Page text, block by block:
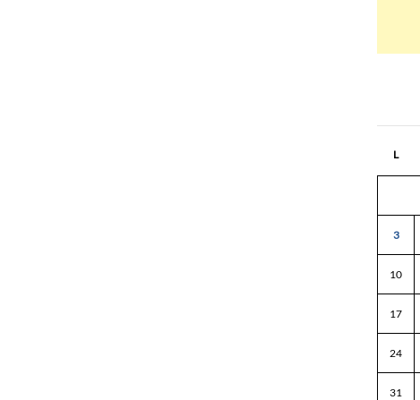
L
3
10
17
24
31